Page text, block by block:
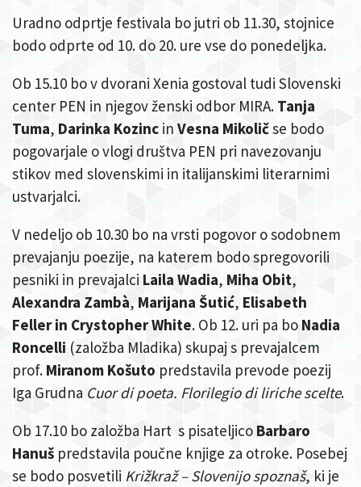
Uradno odprtje festivala bo jutri ob 11.30, stojnice
bodo odprte od 10. do 20. ure vse do ponedeljka.
Ob 15.10 bo v dvorani Xenia gostoval tudi Slovenski
center PEN in njegov ženski odbor MIRA. Tanja
Tuma, Darinka Kozinc in Vesna Mikoličse bodo
pogovarjale o vlogi društva PEN pri navezovanju
stikov med slovenskimi in italijanskimi literarnimi
ustvarjalci.
V nedeljo ob 10.30 bo na vrsti pogovor o sodobnem
prevajanju poezije, na katerem bodo spregovorili
pesniki in prevajalci Laila Wadia, Miha Obit,
Alexandra Zambà, Marijana Šutić, Elisabeth
Feller in Crystopher White. Ob 12. uri pa bo Nadia
Roncelli (založba Mladika) skupaj s prevajalcem
prof. Miranom Košuto predstavila prevode poezij
Iga Grudna Cuor di poeta. Florilegio di liriche scelte.
Ob 17.10 bo založba Hart s pisateljico Barbaro
Hanuš predstavila poučne knjige za otroke. Posebej
se bodo posvetili Križkraž – Slovenijo spoznaš, ki je